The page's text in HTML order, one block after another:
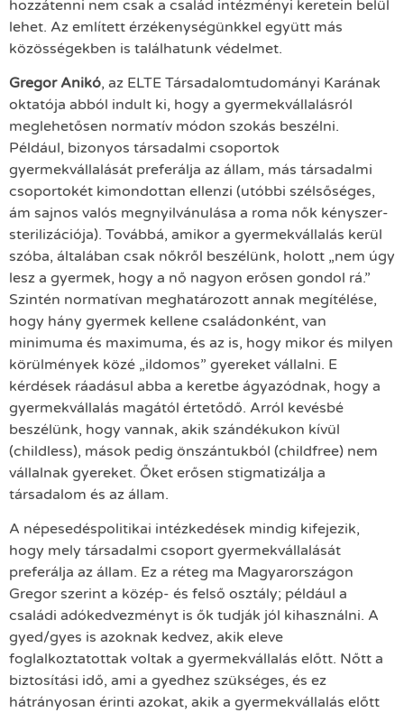
hozzátenni nem csak a család intézményi keretein belül
lehet. Az említett érzékenységünkkel együtt más
közösségekben is találhatunk védelmet.
Gregor Anikó, az ELTE Társadalomtudományi Karának
oktatója abból indult ki, hogy a gyermekvállalásról
meglehetősen normatív módon szokás beszélni.
Például, bizonyos társadalmi csoportok
gyermekvállalását preferálja az állam, más társadalmi
csoportokét kimondottan ellenzi (utóbbi szélsőséges,
ám sajnos valós megnyilvánulása a roma nők kényszer-
sterilizációja). Továbbá, amikor a gyermekvállalás kerül
szóba, általában csak nőkről beszélünk, holott „nem úgy
lesz a gyermek, hogy a nő nagyon erősen gondol rá.”
Szintén normatívan meghatározott annak megítélése,
hogy hány gyermek kellene családonként, van
minimuma és maximuma, és az is, hogy mikor és milyen
körülmények közé „ildomos” gyereket vállalni. E
kérdések ráadásul abba a keretbe ágyazódnak, hogy a
gyermekvállalás magától értetődő. Arról kevésbé
beszélünk, hogy vannak, akik szándékukon kívül
(childless), mások pedig önszántukból (childfree) nem
vállalnak gyereket. Őket erősen stigmatizálja a
társadalom és az állam.
A népesedéspolitikai intézkedések mindig kifejezik,
hogy mely társadalmi csoport gyermekvállalását
preferálja az állam. Ez a réteg ma Magyarországon
Gregor szerint a közép- és felső osztály; például a
családi adókedvezményt is ők tudják jól kihasználni. A
gyed/gyes is azoknak kedvez, akik eleve
foglalkoztatottak voltak a gyermekvállalás előtt. Nőtt a
biztosítási idő, ami a gyedhez szükséges, és ez
hátrányosan érinti azokat, akik a gyermekvállalás előtt